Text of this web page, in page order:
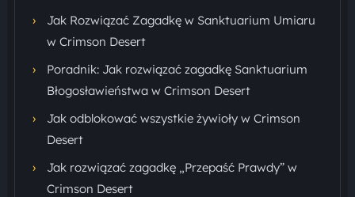
›
Jak Rozwiązać Zagadkę w Sanktuarium Umiaru
w Crimson Desert
›
Poradnik: Jak rozwiązać zagadkę Sanktuarium
Błogosławieństwa w Crimson Desert
›
Jak odblokować wszystkie żywioły w Crimson
Desert
›
Jak rozwiązać zagadkę „Przepaść Prawdy” w
Crimson Desert